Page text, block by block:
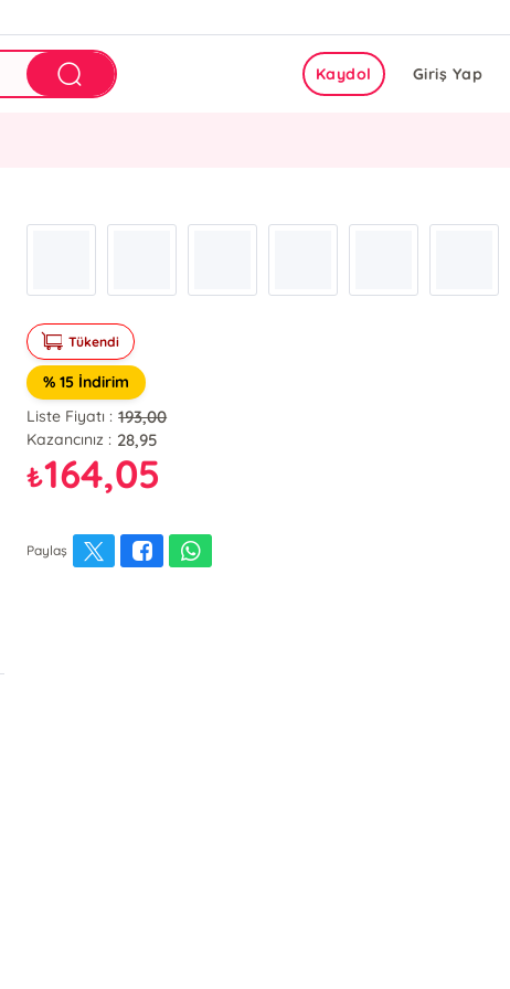
Giriş Yap
Kaydol
Tükendi
% 15 İndirim
Liste Fiyatı : 193,00
Kazancınız : 28,95
₺164,05
Paylaş